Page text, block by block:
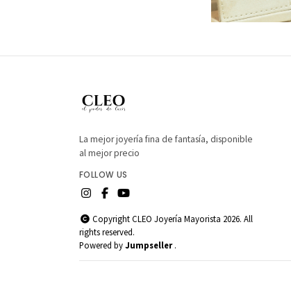
La mejor joyería fina de fantasía, disponible
al mejor precio
FOLLOW US
Copyright CLEO Joyería Mayorista 2026. All
rights reserved.
Powered byJumpseller .